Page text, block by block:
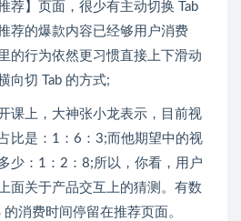
荐】页面，很少有主动切换 Tab
荐的爆款内容已经够用户消费
的行为依然更习惯直接上下滑动
向切 Tab 的方式;
课上，大神张小龙表示，目前视
比是：1：6：3;而他期望中的视
少：1：2：8;所以，你看，用户
面关于产品交互上的猜测。有数
消费时间停留在推荐页面。